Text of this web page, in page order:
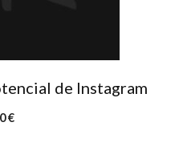
de Instagram
€